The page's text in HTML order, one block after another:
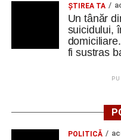
Adaugă
Ultimele știri din
pregătire:
(0-0)
ȘTIREA TA
Un tânăr
suicidului,
fi sustras
POLITICĂ